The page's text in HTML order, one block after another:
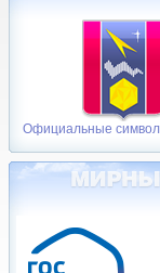
Официальные